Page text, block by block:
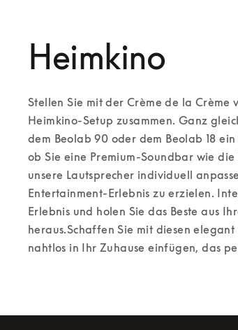
Heimkino
Stellen Sie mit der Crème de la Crème
Heimkino-Setup zusammen. Ganz
dem Beolab 90 oder dem Beolab 18
ob Sie eine Premium-Soundbar wie die
unsere Lautsprecher individuell
Entertainment-Erlebnis zu erzielen.
Erlebnis und holen Sie das Beste aus
heraus.Schaffen Sie mit diesen
nahtlos in Ihr Zuhause einfügen, das